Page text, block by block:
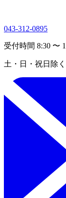
043-312-0895
受付時間 8:30 〜
土・日・祝日除く